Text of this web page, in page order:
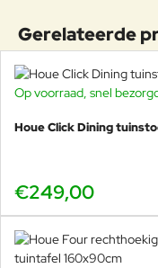
Gerelateerde
Op voorraad, snel
Houe Click Dining
€249,00